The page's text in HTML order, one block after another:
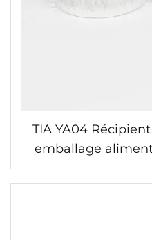
TIA YA04
emballage
moules à